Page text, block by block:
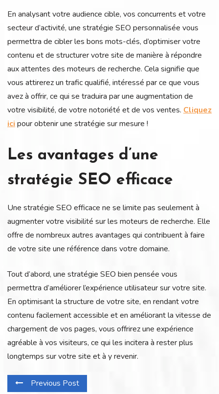
En analysant votre audience cible, vos concurrents et votre
secteur d’activité, une stratégie SEO personnalisée vous
permettra de cibler les bons mots-clés, d’optimiser votre
contenu et de structurer votre site de manière à répondre
aux attentes des moteurs de recherche. Cela signifie que
vous attirerez un trafic qualifié, intéressé par ce que vous
avez à offrir, ce qui se traduira par une augmentation de
votre visibilité, de votre notoriété et de vos ventes. Cliquez
ici pour obtenir une stratégie sur mesure !
Les avantages d’une
stratégie SEO efficace
Une stratégie SEO efficace ne se limite pas seulement à
augmenter votre visibilité sur les moteurs de recherche. Elle
offre de nombreux autres avantages qui contribuent à faire
de votre site une référence dans votre domaine.
Tout d’abord, une stratégie SEO bien pensée vous
permettra d’améliorer l’expérience utilisateur sur votre site.
En optimisant la structure de votre site, en rendant votre
contenu facilement accessible et en améliorant la vitesse de
chargement de vos pages, vous offrirez une expérience
agréable à vos visiteurs, ce qui les incitera à rester plus
longtemps sur votre site et à y revenir.
Previous Post